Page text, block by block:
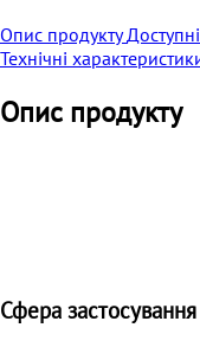
Опис продукту
Технічні
Опис продукту
Сфера